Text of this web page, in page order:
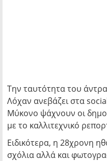
Την ταυτότητα του
Λόχαν ανεβάζει στα
Μύκονο ψάχνουν οι
με το καλλιτεχνικό
Ειδικότερα, η 28χρονη
σχόλια αλλά και